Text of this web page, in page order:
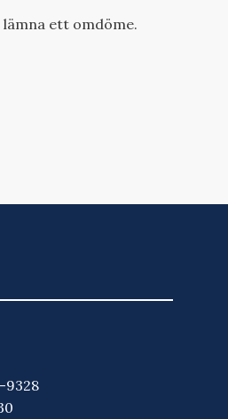
ett omdöme.
9328